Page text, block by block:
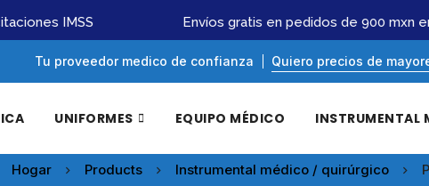
IMSS Envíos gratis en pedidos de 900 mxn en
Tu proveedor medico de confianza Quiero precios de
UNIFORMES EQUIPO MÉDICO INSTRUMENTAL
Hogar Products Instrumental médico / quirúrgico